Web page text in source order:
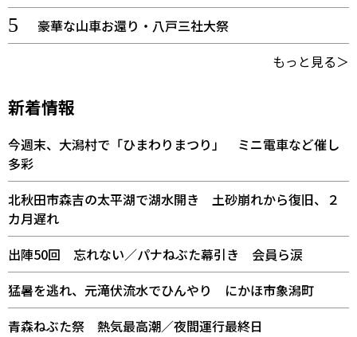
豪華な山車お還り・八戸三社大祭
もっと見る＞
新着情報
今週末、大潟村で「ひまわりまつり」 ミニ電車など催し
多彩
北秋田市森吉の太平湖で湖水開き 土砂崩れから復旧、２
カ月遅れ
出陣50回 忘れない／パナねぶた幕引き 会員ら涙
猛暑を逃れ、元滝伏流水でひんやり にかほ市象潟町
青森ねぶた祭 熱気最高潮／夜間運行最終日